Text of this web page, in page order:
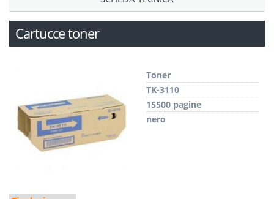
Cartucce toner
Toner
TK-3110
15500 pagine
nero